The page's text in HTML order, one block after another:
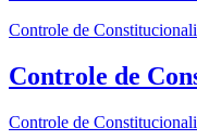
Controle de
Controle de
Controle de